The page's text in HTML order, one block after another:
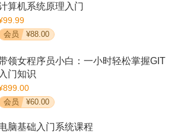
算机系统原理入门
会员 ¥88.00
领女程序员小白：一小时轻松掌握GIT
入门知识
会员 ¥60.00
脑基础入门系统课程